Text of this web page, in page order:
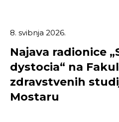
8. svibnja 2026.
Najava radionice
dystocia“ na
zdravstvenih
Mostaru